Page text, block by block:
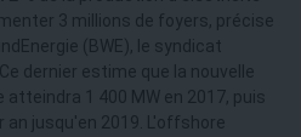
3 millions de foyers, précise
(BWE), le syndicat
dernier estime que la nouvelle
1 400 MW en 2017, puis
an jusqu'en 2019. L'offshore